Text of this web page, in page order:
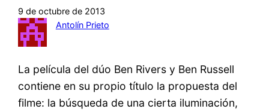
9 de octubre de 2013
Antolín Prieto
La película del dúo Ben Rivers y Ben Russell
contiene en su propio título la propuesta del
filme: la búsqueda de una cierta iluminación,